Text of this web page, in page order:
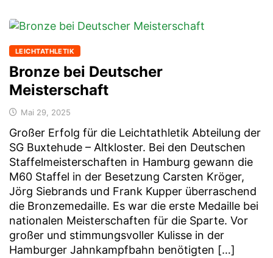
LEICHTATHLETIK
Bronze bei Deutscher
Meisterschaft
Mai 29, 2025
Großer Erfolg für die Leichtathletik Abteilung der
SG Buxtehude – Altkloster. Bei den Deutschen
Staffelmeisterschaften in Hamburg gewann die
M60 Staffel in der Besetzung Carsten Kröger,
Jörg Siebrands und Frank Kupper überraschend
die Bronzemedaille. Es war die erste Medaille bei
nationalen Meisterschaften für die Sparte. Vor
großer und stimmungsvoller Kulisse in der
Hamburger Jahnkampfbahn benötigten […]